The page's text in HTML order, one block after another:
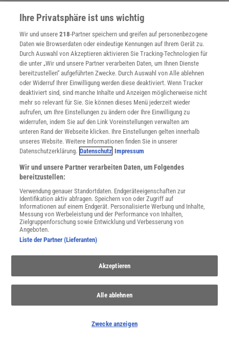
NACH OBEN
Für Sie im Spektrum-Shop und am Kiosk:
WEITERE NEUERSCHEINUNGEN SPEKTRUM SHOP
Spektrum.de-Newsletter abonnieren
JETZT ANMELDEN!
Sie können unsere Newsletter jederzeit wieder abbestellen. Infos zu unserem Umgang
mit Ihren personenbezogenen Daten finden Sie in unsererDatenschutzerklärung.
Ihre Privatsphäre ist uns wichtig
Wir und unsere218-Partner speichern und greifen auf personenbezogene
Daten wie Browserdaten oder eindeutige Kennungen auf Ihrem Gerät zu.
Durch Auswahl von Akzeptieren aktivieren Sie Tracking-Technologien für
die unter „Wir und unsere Partner verarbeiten Daten, um Ihnen Dienste
bereitzustellen“ aufgeführten Zwecke. Durch Auswahl von Alle ablehnen
oder Widerruf Ihrer Einwilligung werden diese deaktiviert. Wenn Tracker
deaktiviert sind, sind manche Inhalte und Anzeigen möglicherweise nicht
mehr so relevant für Sie. Sie können dieses Menü jederzeit wieder
aufrufen, um Ihre Einstellungen zu ändern oder Ihre Einwilligung zu
widerrufen, indem Sie auf den Link Voreinstellungen verwalten am
unteren Rand der Webseite klicken. Ihre Einstellungen gelten innerhalb
unseres Website. Weitere Informationen finden Sie in unserer
Datenschutzerklärung. Datenschutz Impressum
Wir und unsere Partner verarbeiten Daten, um Folgendes
bereitzustellen:
Verwendung genauer Standortdaten. Endgeräteeigenschaften zur
Identifikation aktiv abfragen. Speichern von oder Zugriff auf
Informationen auf einem Endgerät. Personalisierte Werbung und Inhalte,
Messung von Werbeleistung und der Performance von Inhalten,
Zielgruppenforschung sowie Entwicklung und Verbesserung von
Angeboten.
Liste der Partner (Lieferanten)
Akzeptieren
Alle ablehnen
Zwecke anzeigen